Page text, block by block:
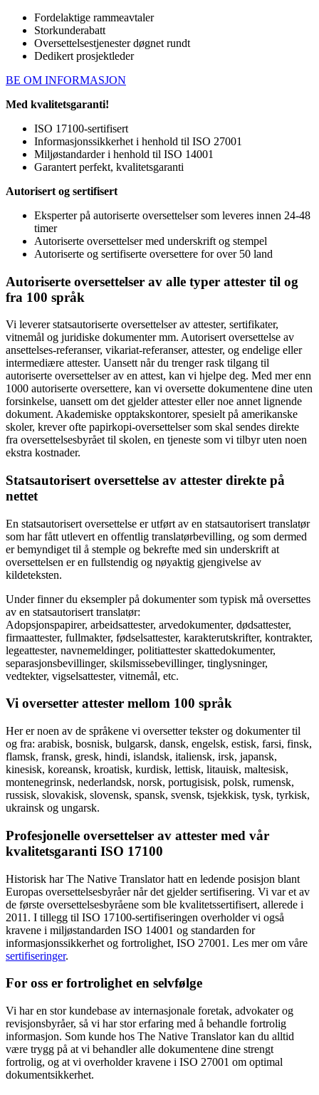
Fordelaktige rammeavtaler
Storkunderabatt
Oversettelsestjenester døgnet rundt
Dedikert prosjektleder
BE OM INFORMASJON
Med kvalitetsgaranti!
ISO 17100-sertifisert
Informasjonssikkerhet i henhold til ISO 27001
Miljøstandarder i henhold til ISO 14001
Garantert perfekt, kvalitetsgaranti
Autorisert og sertifisert
Eksperter på autoriserte oversettelser som leveres innen 24-48
timer
Autoriserte oversettelser med underskrift og stempel
Autoriserte og sertifiserte oversettere for over 50 land
Autoriserte oversettelser av alle typer attester til og
fra 100 språk
Vi leverer statsautoriserte oversettelser av attester, sertifikater,
vitnemål og juridiske dokumenter mm. Autorisert oversettelse av
ansettelses-referanser, vikariat-referanser, attester, og endelige eller
intermediære attester. Uansett når du trenger rask tilgang til
autoriserte oversettelser av en attest, kan vi hjelpe deg. Med mer enn
1000 autoriserte oversettere, kan vi oversette dokumentene dine uten
forsinkelse, uansett om det gjelder attester eller noe annet lignende
dokument. Akademiske opptakskontorer, spesielt på amerikanske
skoler, krever ofte papirkopi-oversettelser som skal sendes direkte
fra oversettelsesbyrået til skolen, en tjeneste som vi tilbyr uten noen
ekstra kostnader.
Statsautorisert oversettelse av attester direkte på
nettet
En statsautorisert oversettelse er utført av en statsautorisert translatør
som har fått utlevert en offentlig translatørbevilling, og som dermed
er bemyndiget til å stemple og bekrefte med sin underskrift at
oversettelsen er en fullstendig og nøyaktig gjengivelse av
kildeteksten.
Under finner du eksempler på dokumenter som typisk må oversettes
av en statsautorisert translatør:
Adopsjonspapirer, arbeidsattester, arvedokumenter, dødsattester,
firmaattester, fullmakter, fødselsattester, karakterutskrifter, kontrakter,
legeattester, navnemeldinger, politiattester skattedokumenter,
separasjonsbevillinger, skilsmissebevillinger, tinglysninger,
vedtekter, vigselsattester, vitnemål, etc.
Vi oversetter attester mellom 100 språk
Her er noen av de språkene vi oversetter tekster og dokumenter til
og fra: arabisk, bosnisk, bulgarsk, dansk, engelsk, estisk, farsi, finsk,
flamsk, fransk, gresk, hindi, islandsk, italiensk, irsk, japansk,
kinesisk, koreansk, kroatisk, kurdisk, lettisk, litauisk, maltesisk,
montenegrinsk, nederlandsk, norsk, portugisisk, polsk, rumensk,
russisk, slovakisk, slovensk, spansk, svensk, tsjekkisk, tysk, tyrkisk,
ukrainsk og ungarsk.
Profesjonelle oversettelser av attester med vår
kvalitetsgaranti ISO 17100
Historisk har The Native Translator hatt en ledende posisjon blant
Europas oversettelsesbyråer når det gjelder sertifisering. Vi var et av
de første oversettelsesbyråene som ble kvalitetssertifisert, allerede i
2011. I tillegg til ISO 17100-sertifiseringen overholder vi også
kravene i miljøstandarden ISO 14001 og standarden for
informasjonssikkerhet og fortrolighet, ISO 27001. Les mer om våre
sertifiseringer.
For oss er fortrolighet en selvfølge
Vi har en stor kundebase av internasjonale foretak, advokater og
revisjonsbyråer, så vi har stor erfaring med å behandle fortrolig
informasjon. Som kunde hos The Native Translator kan du alltid
være trygg på at vi behandler alle dokumentene dine strengt
fortrolig, og at vi overholder kravene i ISO 27001 om optimal
dokumentsikkerhet.